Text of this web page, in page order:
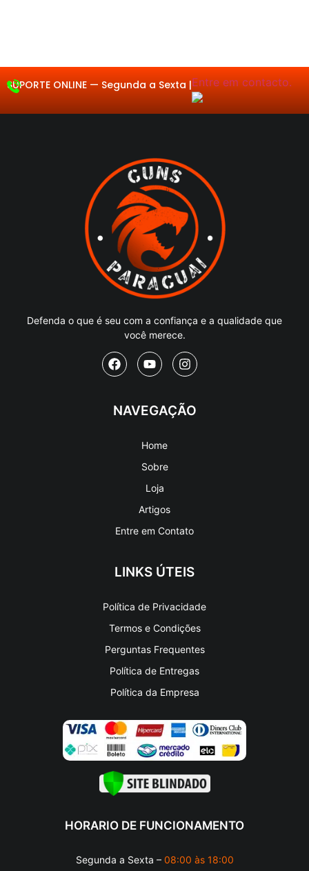
SUPORTE ONLINE — Segu|Entre em contacto.
Defenda o que é seu com a confiança e a qualidade que
você merece.
NAVEGAÇÃO
Home
Sobre
Loja
Artigos
Entre em Contato
LINKS ÚTEIS
Política de Privacidade
Termos e Condições
Perguntas Frequentes
Política de Entregas
Política da Empresa
HORARIO DE FUNCIONAMENTO
Segunda a Sexta – 08:00 às 18:00